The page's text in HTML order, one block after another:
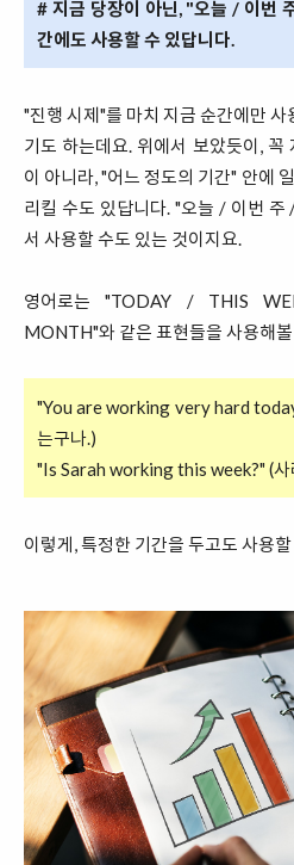
# 지금 당장이 아닌, "오늘 / 이번
간에도 사용할 수 있답니다.
"진행 시제"를 마치 지금 순간에만
기도 하는데요. 위에서 보았듯이,
이 아니라, "어느 정도의 기간" 안에
리킬 수도 있답니다. "오늘 / 이번 주
서 사용할 수도 있는 것이지요.
영어로는 "TODAY / THIS
MONTH"와 같은 표현들을 사용해
"You are working very hard
는구나.)
"Is Sarah working this week?" (사
이렇게, 특정한 기간을 두고도 사용